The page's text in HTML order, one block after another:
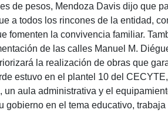
de pesos, Mendoza Davis dijo que
a todos los rincones de la entidad,
fomenten la convivencia familiar.
de las calles Manuel M.
la realización de obras que
estuvo en el plantel 10 del
aula administrativa y el
gobierno en el tema educativo, trabaja